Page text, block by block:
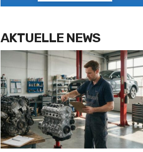
AKTUELLE NEWS